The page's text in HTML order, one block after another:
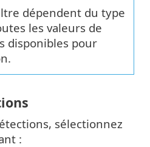
dépendent du type
les valeurs de
disponibles pour
sélectionnez
: